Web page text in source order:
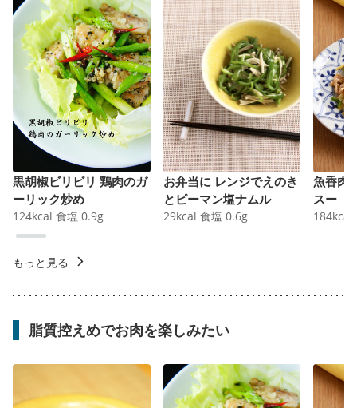
黒胡椒ビリビリ 鶏肉のガ
ーリック炒め
124kcal 食塩 0.9g
お弁当に レンジでえのき
とピーマン塩ナムル
29kcal 食塩 0.6g
魚香肉
スー
184kcal
もっと見る
脂質控えめでお肉を楽しみたい